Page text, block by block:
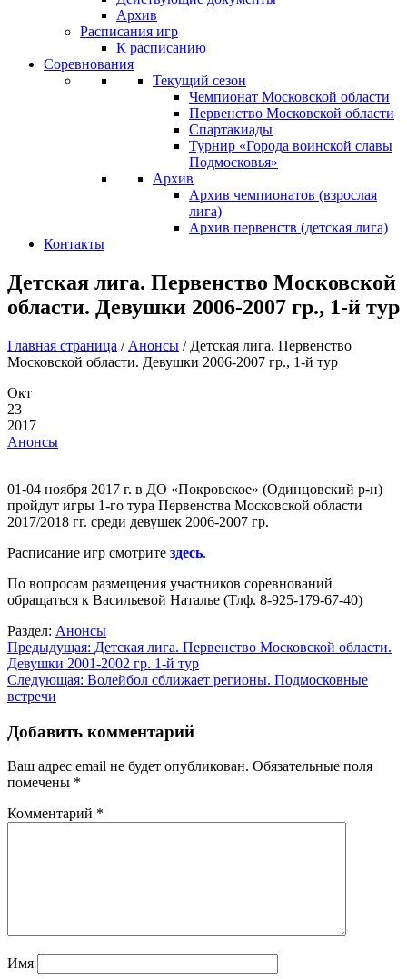
Архив
Расписания игр
К расписанию
Соревнования
Текущий сезон
Чемпионат Московской области
Первенство Московской области
Спартакиады
Турнир «Города воинской славы
Подмосковья»
Архив
Архив чемпионатов (взрослая
лига)
Архив первенств (детская лига)
Контакты
Детская лига. Первенство Московской
области. Девушки 2006-2007 гр., 1-й тур
Главная страница / Анонсы / Детская лига. Первенство
Московской области. Девушки 2006-2007 гр., 1-й тур
Окт
23
2017
Анонсы
01-04 ноября 2017 г. в ДО «Покровское» (Одинцовский р-н)
пройдут игры 1-го тура Первенства Московской области
2017/2018 гг. среди девушек 2006-2007 гр.
Расписание игр смотрите здесь.
По вопросам размещения участников соревнований
обращаться к Васильевой Наталье (Тлф. 8-925-179-67-40)
Раздел: Анонсы
Навигация
по
записям
Предыдущая: Детская лига. Первенство Московской области.
Девушки 2001-2002 гр. 1-й тур
Следующая: Волейбол сближает регионы. Подмосковные
встречи
Добавить комментарий
Ваш адрес email не будет опубликован. Обязательные поля
помечены *
Комментарий *
Имя